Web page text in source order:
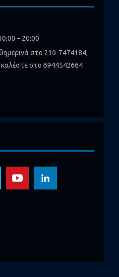
– 20:00
στο 210-7474184,
καλέστε στο 6944542664